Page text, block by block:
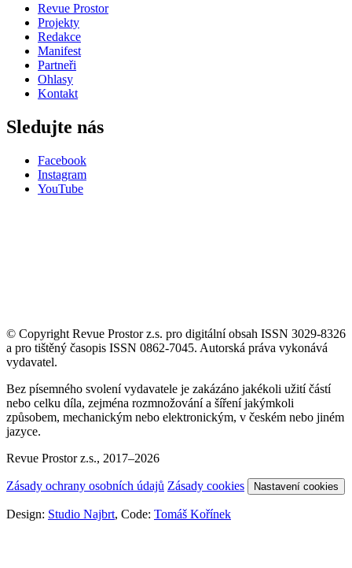
Revue Prostor
Projekty
Redakce
Manifest
Partneři
Ohlasy
Kontakt
Sledujte nás
Facebook
Instagram
YouTube
© Copyright Revue Prostor z.s. pro digitální obsah ISSN 3029-8326
a pro tištěný časopis ISSN 0862-7045. Autorská práva vykonává
vydavatel.
Bez písemného svolení vydavatele je zakázáno jakékoli užití částí
nebo celku díla, zejména rozmnožování a šíření jakýmkoli
způsobem, mechanickým nebo elektronickým, v českém nebo jiném
jazyce.
Revue Prostor z.s., 2017–2026
Zásady ochrany osobních údajů Zásady cookies Nastavení cookies
Design: Studio Najbrt, Code: Tomáš Kořínek